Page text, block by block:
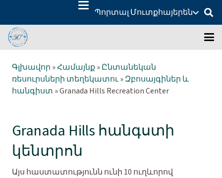
Պորտալ Մուտքհայերեն
Գլխավոր »Համայնք»Ընտանեկան
ռեսուրսների տեղեկատու»Զբոսայգիներ և
հանգիստ »Granada Hills Recreation Center
Granada Hills հանգստի
կենտրոն
Այս հաստատությունն ունի 10 ուղևորով